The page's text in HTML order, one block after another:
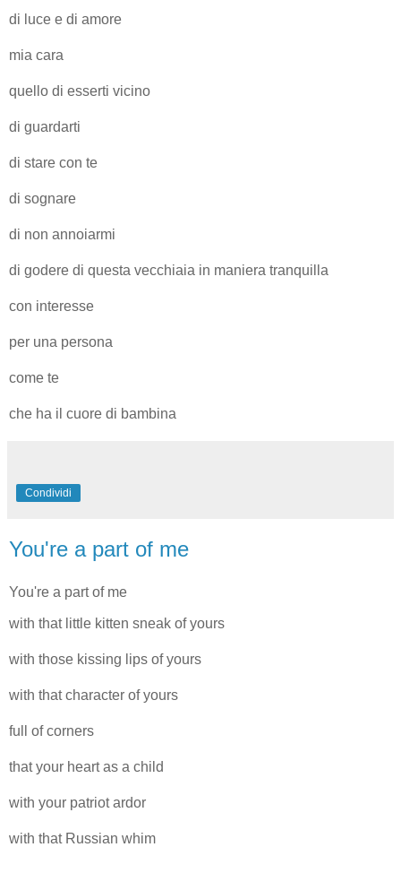
di luce e di amore
mia cara
quello di esserti vicino
di guardarti
di stare con te
di sognare
di non annoiarmi
di godere di questa vecchiaia in maniera tranquilla
con interesse
per una persona
come te
che ha il cuore di bambina
Condividi
You're a part of me
You're a part of me
with that little kitten sneak of yours
with those kissing lips of yours
with that character of yours
full of corners
that your heart as a child
with your patriot ardor
with that Russian whim